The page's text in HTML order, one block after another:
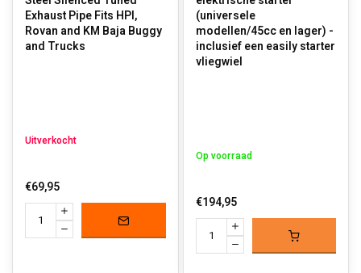
Exhaust Pipe Fits HPI,
Rovan and KM Baja Buggy
and Trucks
Uitverkocht
€69,95
(universele
modellen/45cc en lager) -
inclusief een easily starter
vliegwiel
Op voorraad
€194,95